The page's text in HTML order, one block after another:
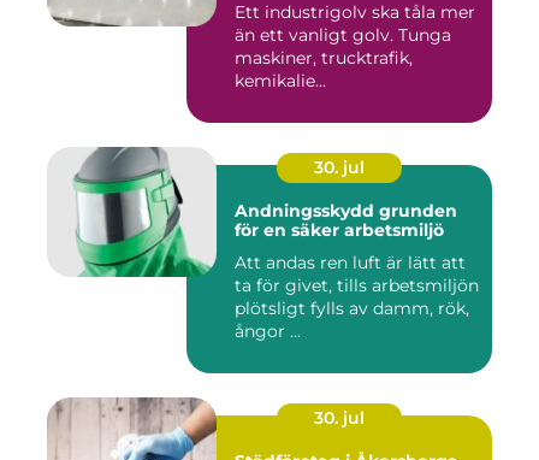
Ett industrigolv ska tåla mer
än ett vanligt golv. Tunga
maskiner, trucktrafik,
kemikalie...
30. jul
Andningsskydd grunden
för en säker arbetsmiljö
Att andas ren luft är lätt att
ta för givet, tills arbetsmiljön
plötsligt fylls av damm, rök,
ångor ...
30. jul